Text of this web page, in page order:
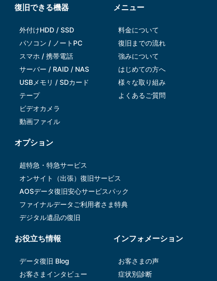
復旧できる機器
外付けHDD / SSD
パソコン / ノートPC
スマホ / 携帯電話
サーバー / RAID / NAS
USBメモリ / SDカード
テープ
ビデオカメラ
動画ファイル
メニュー
料金について
復旧までの流れ
強みについて
はじめての方へ
様々な取り組み
よくあるご質問
オプション
超特急・特急サービス
オンサイト（出張）復旧サービス
AOSデータ復旧安⼼サービスパック
ファイナルデータご利⽤者さま特典
デジタル遺品の復旧
お役立ち情報
データ復旧 Blog
お客さまインタビュー
インフォメーション
お客さまの声
症状別診断